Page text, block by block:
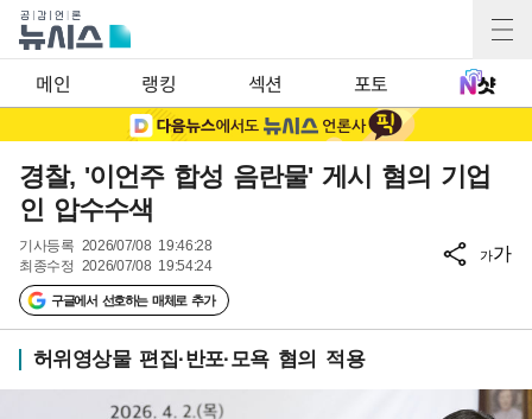
메인 랭킹 섹션 포토
경찰, '이언주 합성 음란물' 게시 혐의 기업
인 압수수색
기사등록 2026/07/08 19:46:28
최종수정 2026/07/08 19:54:24
구글에서 선호하는 매체로 추가
가가
허위영상물 편집·반포·모욕 혐의 적용